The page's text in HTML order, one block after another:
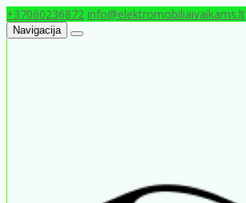
+37060236872 info@elektromobiliaivaikams.lt
Navigacija